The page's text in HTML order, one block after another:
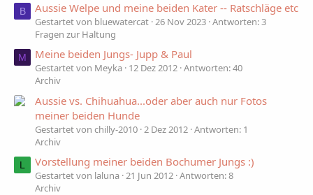
B Aussie Welpe und meine beiden Kater -- Ratschläge etc
Gestartet von bluewatercat 26 Nov 2023 Antworten: 3
Fragen zur Haltung
M Meine beiden Jungs- Jupp & Paul
Gestartet von Meyka 12 Dez 2012 Antworten: 40
Archiv
Aussie vs. Chihuahua...oder aber auch nur Fotos
meiner beiden Hunde
Gestartet von chilly-2010 2 Dez 2012 Antworten: 1
Archiv
L Vorstellung meiner beiden Bochumer Jungs :)
Gestartet von laluna 21 Jun 2012 Antworten: 8
Archiv